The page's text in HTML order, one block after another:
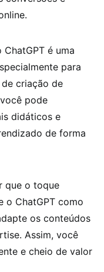
é uma
para
criação de
pode
didáticos e
de forma
que o toque
o ChatGPT como
os conteúdos
Assim, você
e cheio de valor